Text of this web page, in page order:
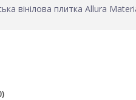
вінілова плитка Allura
)